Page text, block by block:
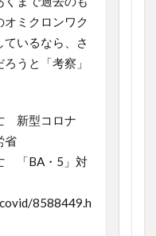
ミクロンワク
いるなら、さ
うと「考察」
新型コロナ
省
「BA・5」対
8588449.h